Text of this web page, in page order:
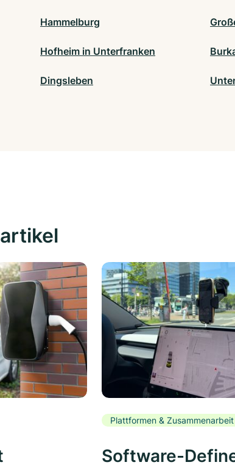
Hammelburg
Hofheim in Unterfranken
Dingsleben
Plattformen & Zusammenarbeit
Software-